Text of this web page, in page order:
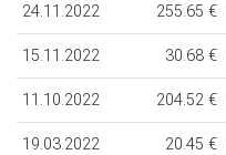
24.11.2022 255.65 €
15.11.2022 30.68 €
11.10.2022 204.52 €
19.03.2022 20.45 €